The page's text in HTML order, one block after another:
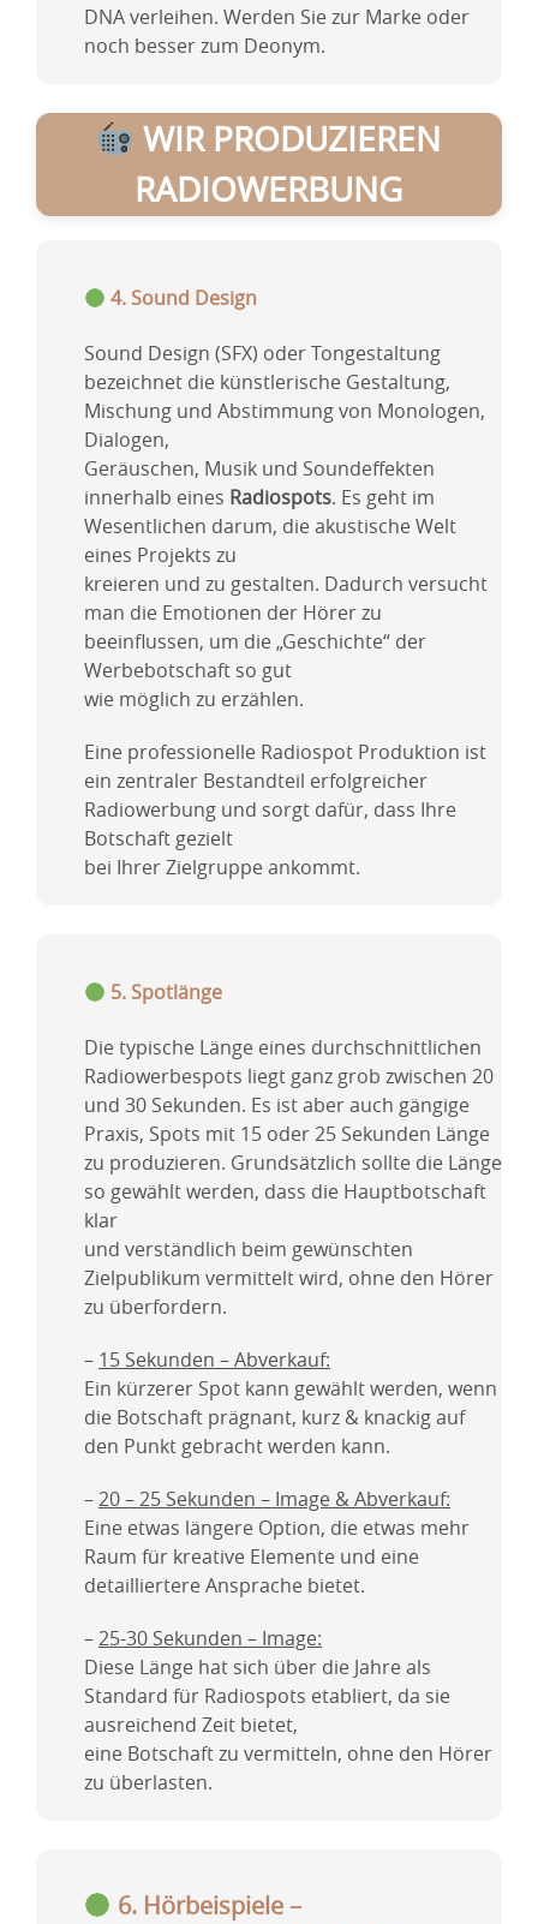
DNA verleihen. Werden Sie zur Marke oder
noch besser zum Deonym.
WIR PRODUZIEREN
RADIOWERBUNG
4. Sound Design
Sound Design (SFX) oder Tongestaltung
bezeichnet die künstlerische Gestaltung,
Mischung und Abstimmung von Monologen,
Dialogen,
Geräuschen, Musik und Soundeffekten
innerhalb eines Radiospots. Es geht im
Wesentlichen darum, die akustische Welt
eines Projekts zu
kreieren und zu gestalten. Dadurch versucht
man die Emotionen der Hörer zu
beeinflussen, um die „Geschichte“ der
Werbebotschaft so gut
wie möglich zu erzählen.
Eine professionelle Radiospot Produktion ist
ein zentraler Bestandteil erfolgreicher
Radiowerbung und sorgt dafür, dass Ihre
Botschaft gezielt
bei Ihrer Zielgruppe ankommt.
5. Spotlänge
Die typische Länge eines durchschnittlichen
Radiowerbespots liegt ganz grob zwischen 20
und 30 Sekunden. Es ist aber auch gängige
Praxis, Spots mit 15 oder 25 Sekunden Länge
zu produzieren. Grundsätzlich sollte die Länge
so gewählt werden, dass die Hauptbotschaft
klar
und verständlich beim gewünschten
Zielpublikum vermittelt wird, ohne den Hörer
zu überfordern.
– 15 Sekunden – Abverkauf:
Ein kürzerer Spot kann gewählt werden, wenn
die Botschaft prägnant, kurz & knackig auf
den Punkt gebracht werden kann.
–20 – 25 Sekunden – Image & Abverkauf:
Eine etwas längere Option, die etwas mehr
Raum für kreative Elemente und eine
detailliertere Ansprache bietet.
–25-30 Sekunden – Image:
Diese Länge hat sich über die Jahre als
Standard für Radiospots etabliert, da sie
ausreichend Zeit bietet,
eine Botschaft zu vermitteln, ohne den Hörer
zu überlasten.
6. Hörbeispiele –